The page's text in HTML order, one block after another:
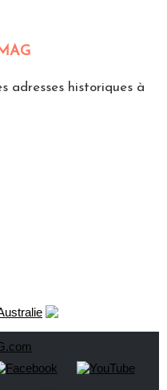
adresses historiques à